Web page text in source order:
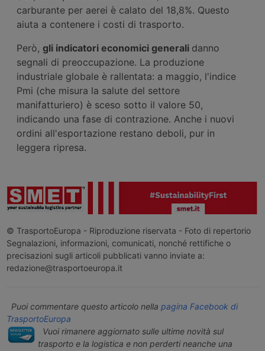
carburante per aerei è calato del 18,8%. Questo
aiuta a contenere i costi di trasporto.
Però, gli indicatori economici generali danno
segnali di preoccupazione. La produzione
industriale globale è rallentata: a maggio, l'indice
Pmi (che misura la salute del settore
manifatturiero) è sceso sotto il valore 50,
indicando una fase di contrazione. Anche i nuovi
ordini all'esportazione restano deboli, pur in
leggera ripresa.
© TrasportoEuropa - Riproduzione riservata - Foto di repertorio
Segnalazioni, informazioni, comunicati, nonché rettifiche o
precisazioni sugli articoli pubblicati vanno inviate a:
redazione@trasportoeuropa.it
Puoi commentare questo articolo nella pagina Facebook di
TrasportoEuropa
Vuoi rimanere aggiornato sulle ultime novità sul
trasporto e la logistica e non perderti neanche una